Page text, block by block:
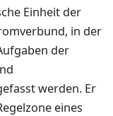
Einheit der
in der
der
werden. Er
eines